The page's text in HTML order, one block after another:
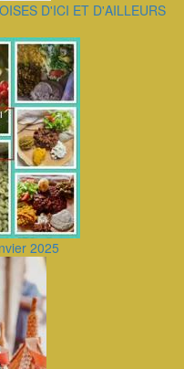
D'ICI ET D'AILLEURS
2025